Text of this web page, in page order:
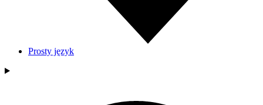
Prosty język